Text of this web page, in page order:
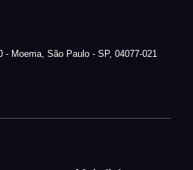
- Moema, São Paulo - SP, 04077-021